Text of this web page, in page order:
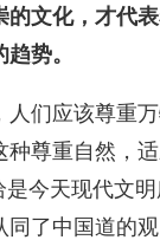
的文化，才代
势。
人们应该尊重
种尊重自然，
是今天现代文
同了中国道的观